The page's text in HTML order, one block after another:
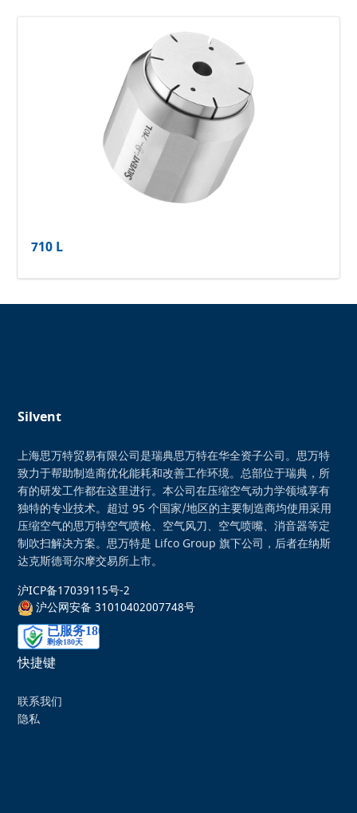
710 L
Silvent
上海思万特贸易有限公司是瑞典思万特在华全资子公司。思万特
致力于帮助制造商优化能耗和改善工作环境。总部位于瑞典，所
有的研发工作都在这里进行。本公司在压缩空气动力学领域享有
独特的专业技术。超过 95 个国家/地区的主要制造商均使用采用
压缩空气的思万特空气喷枪、空气风刀、空气喷嘴、消音器等定
制吹扫解决方案。思万特是 Lifco Group 旗下公司，后者在纳斯
达克斯德哥尔摩交易所上市。
沪ICP备17039115号-2
沪公网安备 31010402007748号
快捷键
联系我们
隐私